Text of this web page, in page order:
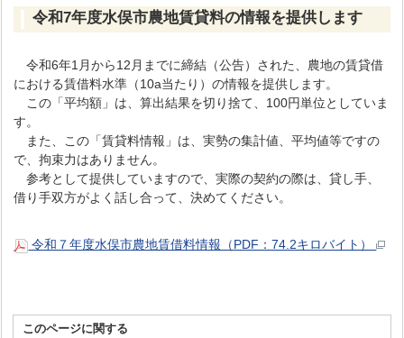
令和7年度水俣市農地賃貸料の情報を提供します
令和6年1月から12月までに締結（公告）された、農地の賃貸借
における賃借料水準（10a当たり）の情報を提供します。
この「平均額」は、算出結果を切り捨て、100円単位としていま
す。
また、この「賃貸料情報」は、実勢の集計値、平均値等ですの
で、拘束力はありません。
参考として提供していますので、実際の契約の際は、貸し手、
借り手双方がよく話し合って、決めてください。
令和７年度水俣市農地賃借料情報（PDF：74.2キロバイト）
このページに関する